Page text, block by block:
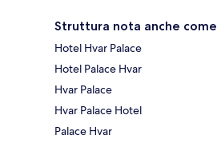
Struttura nota anche come
Hotel Hvar Palace
Hotel Palace Hvar
Hvar Palace
Hvar Palace Hotel
Palace Hvar